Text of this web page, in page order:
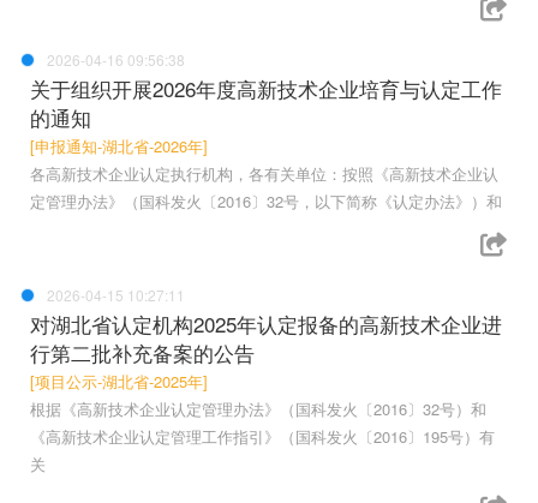
2026-04-16 09:56:38
关于组织开展2026年度高新技术企业培育与认定工作
的通知
[申报通知-湖北省-2026年]
各高新技术企业认定执行机构，各有关单位：按照《高新技术企业认
定管理办法》（国科发火〔2016〕32号，以下简称《认定办法》）和
2026-04-15 10:27:11
对湖北省认定机构2025年认定报备的高新技术企业进
行第二批补充备案的公告
[项目公示-湖北省-2025年]
根据《高新技术企业认定管理办法》（国科发火〔2016〕32号）和
《高新技术企业认定管理工作指引》（国科发火〔2016〕195号）有
关